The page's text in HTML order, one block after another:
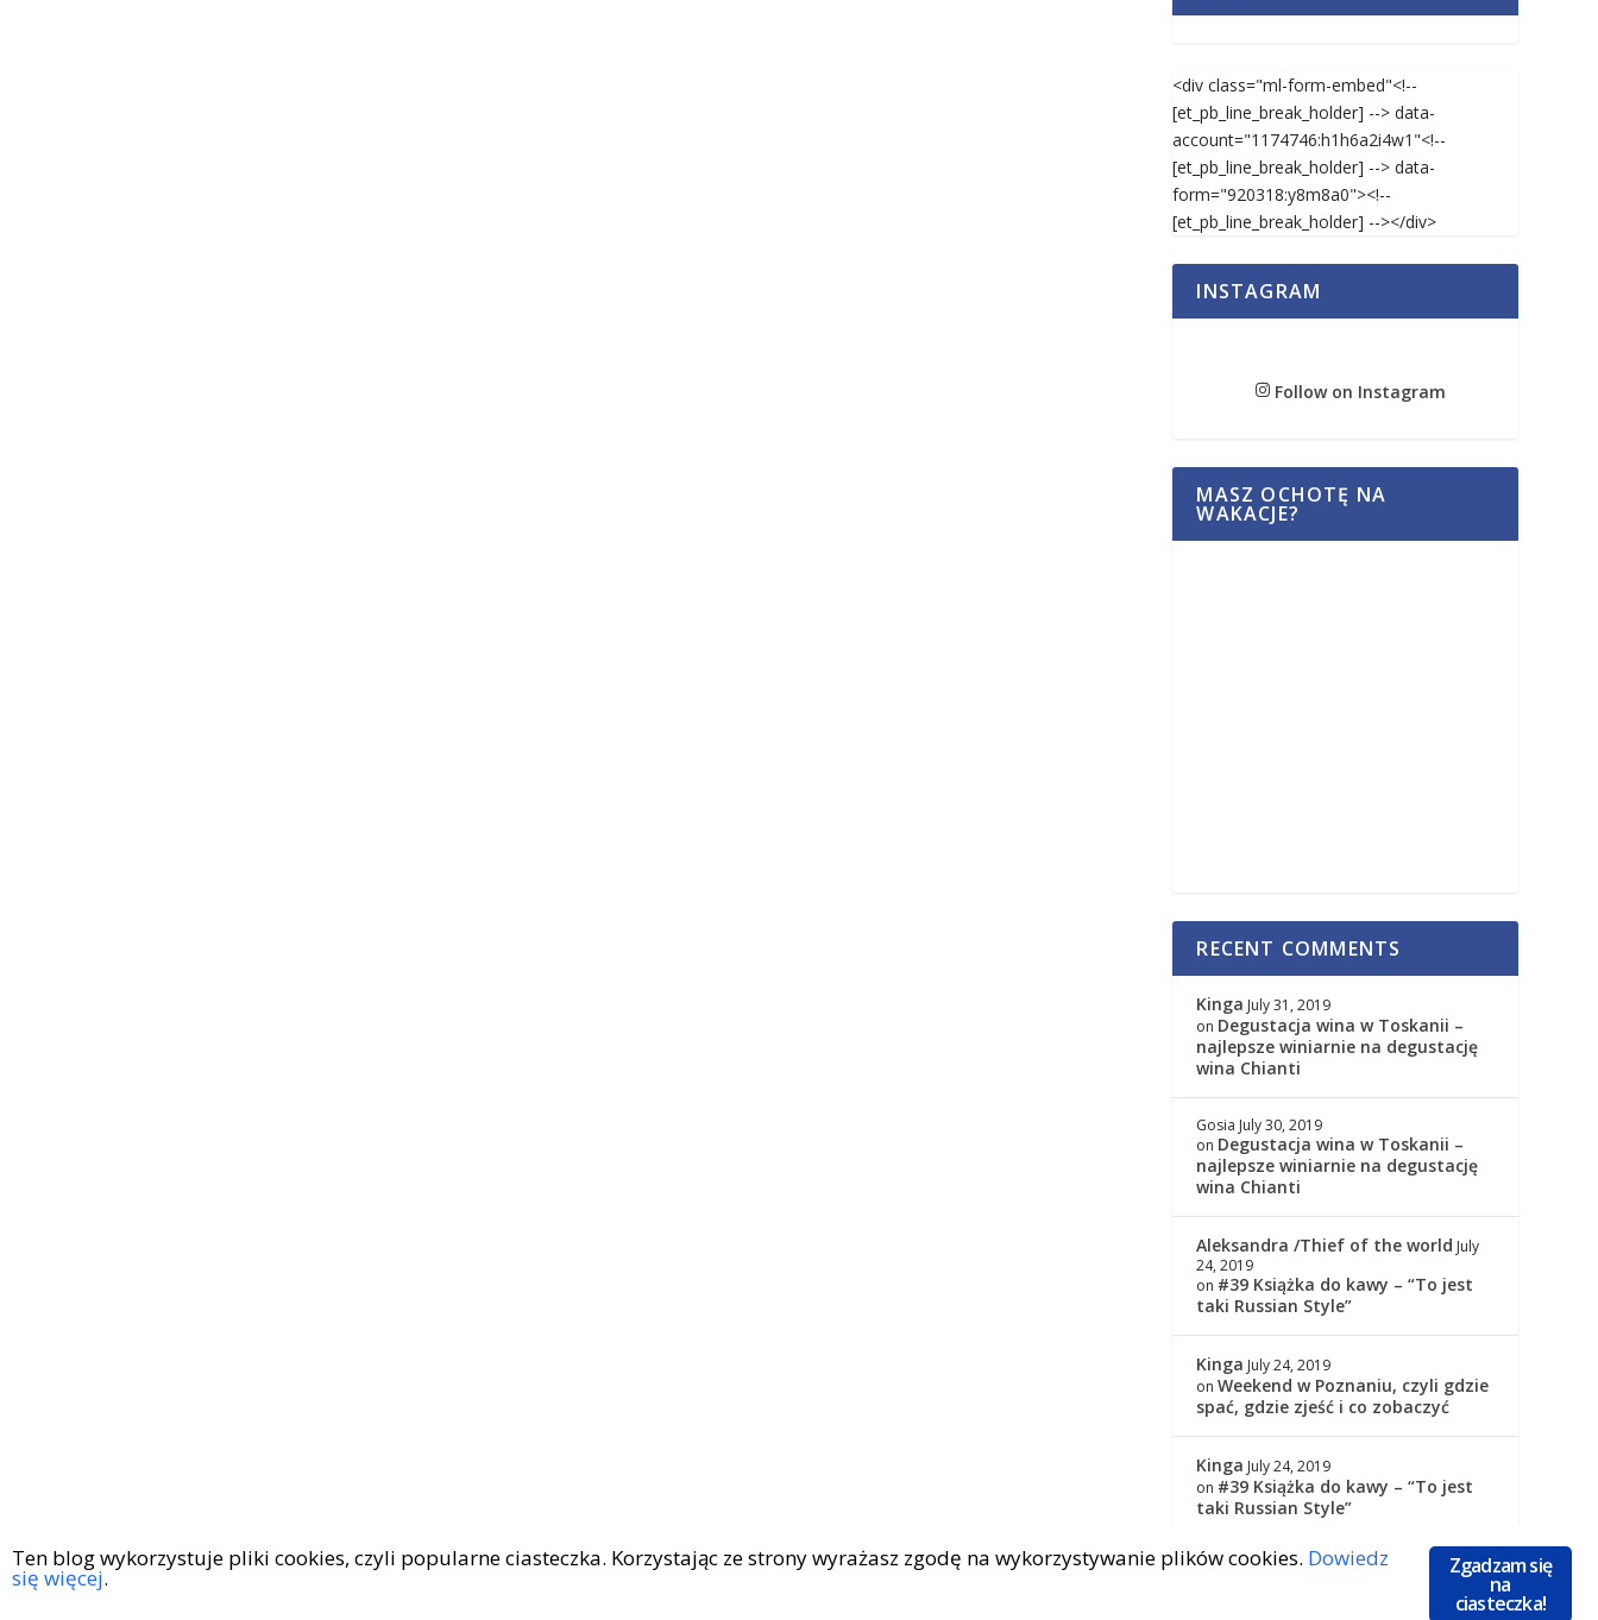
<div class="ml-form-embed"<!--
[et_pb_line_break_holder] --> data-
account="1174746:h1h6a2i4w1"<!--
[et_pb_line_break_holder] --> data-
form="920318:y8m8a0"><!--
[et_pb_line_break_holder] --></div>
INSTAGRAM
Follow on Instagram
MASZ OCHOTĘ NA
WAKACJE?
RECENT COMMENTS
Kinga July 31, 2019
on Degustacja wina w Toskanii –
najlepsze winiarnie na degustację
wina Chianti
Gosia July 30, 2019
on Degustacja wina w Toskanii –
najlepsze winiarnie na degustację
wina Chianti
Aleksandra /Thief of the world July
24, 2019
on #39 Książka do kawy – “To jest
taki Russian Style”
Kinga July 24, 2019
onWeekend w Poznaniu, czyli gdzie
spać, gdzie zjeść i co zobaczyć
Kinga July 24, 2019
on #39 Książka do kawy – “To jest
taki Russian Style”
Zgadzam się
na
ciasteczka!
Ten blog wykorzystuje pliki cookies, czyli popularne ciasteczka. Korzystając ze strony wyrażasz zgodę na wykorzystywanie plików cookies. Dowiedz
się więcej.